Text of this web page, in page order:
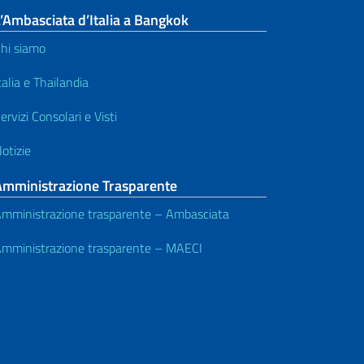
d’Italia a Bangkok
siamo
e Thailandia
Consolari e Visti
Trasparente
trasparente – Ambasciata
trasparente – MAECI